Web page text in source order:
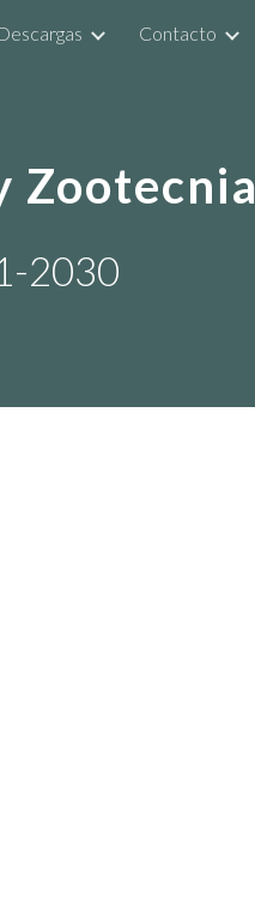
Contacto
Zootecnia
2030